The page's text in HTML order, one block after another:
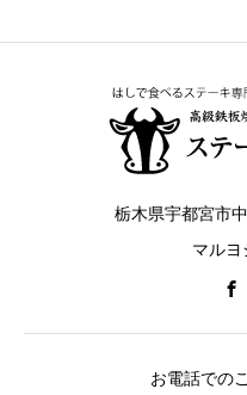
栃木県宇都宮市
マル
お電話での